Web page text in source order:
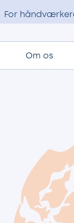
For
Om os